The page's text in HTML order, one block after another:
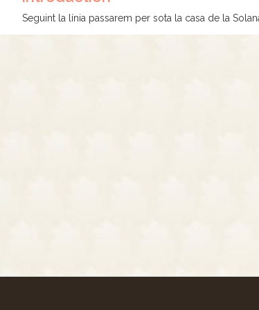
Seguint la línia passarem per sota la casa de la